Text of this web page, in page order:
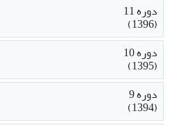
دوره 11
(1396)
دوره 10
(1395)
دوره 9
(1394)